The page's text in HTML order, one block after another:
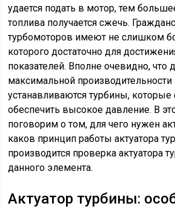
удается подать в мотор, тем
топлива получается сжечь.
турбомоторов имеют не слишком
которого достаточно для
показателей. Вполне очевидно, что
максимальной производительности
устанавливаются турбины,
обеспечить высокое давление. В
поговорим о том, для чего нужен
каков принцип работы актуатора
производится проверка актуатора
данного элемента.
Актуатор турбины: